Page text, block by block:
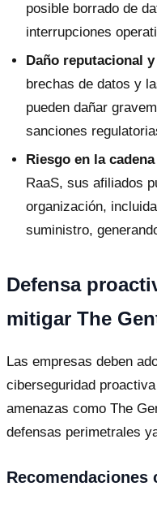
posible borrado de
interrupciones
Daño reputacional
brechas de datos y
pueden dañar
sanciones
Riesgo en la
RaaS, sus afiliados
organización,
suministro,
Defensa
mitigar The
Las empresas deben
ciberseguridad
amenazas como The
defensas perimetrales
Recomendaciones